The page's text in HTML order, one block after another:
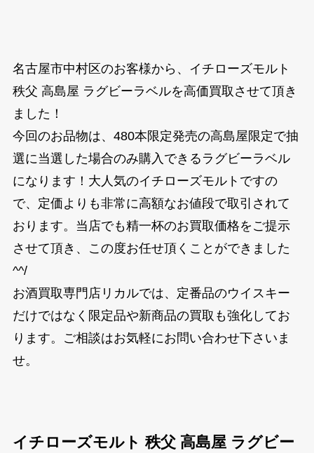
名古屋市中村区のお客様から、イチローズモルト
秩父 高島屋 ラグビーラベルを高価買取させて頂き
ました！
今回のお品物は、480本限定発売の高島屋限定で抽
選に当選した場合のみ購入できるラグビーラベル
になります！大人気のイチローズモルトですの
で、定価よりも非常に高額なお値段で取引されて
おります。当店でも精一杯のお買取価格をご提示
させて頂き、この度お任せ頂くことができました
^^/
お酒買取専門店リカルでは、定番品のウイスキー
だけではなく限定品や新商品の買取も強化してお
ります。ご相談はお気軽にお問い合わせ下さいま
せ。
イチローズモルト 秩父 高島屋 ラグビー